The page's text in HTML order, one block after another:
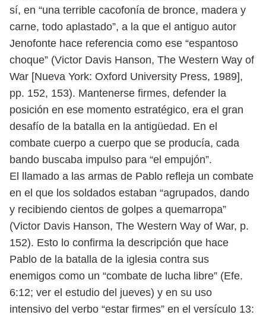
sí, en “una terrible cacofonía de bronce, madera y
carne, todo aplastado”, a la que el antiguo autor
Jenofonte hace referencia como ese “espantoso
choque” (Victor Davis Hanson, The Western Way of
War [Nueva York: Oxford University Press, 1989],
pp. 152, 153). Mantenerse firmes, defender la
posición en ese momento estratégico, era el gran
desafío de la batalla en la antigüedad. En el
combate cuerpo a cuerpo que se producía, cada
bando buscaba impulso para “el empujón”.
El llamado a las armas de Pablo refleja un combate
en el que los soldados estaban “agrupados, dando
y recibiendo cientos de golpes a quemarropa”
(Victor Davis Hanson, The Western Way of War, p.
152). Esto lo confirma la descripción que hace
Pablo de la batalla de la iglesia contra sus
enemigos como un “combate de lucha libre” (Efe.
6:12; ver el estudio del jueves) y en su uso
intensivo del verbo “estar firmes” en el versículo 13: